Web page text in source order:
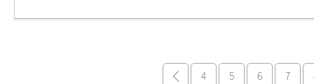
4 5 6 7